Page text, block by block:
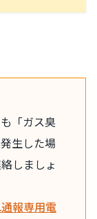
「ガス臭
生した場
しましょ
報専用電